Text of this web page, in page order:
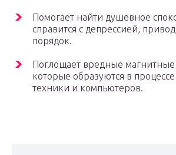
Помогает найти душевное
справится с депрессией,
порядок.
Поглощает вредные магнитные
которые образуются в
техники и компьютеров.